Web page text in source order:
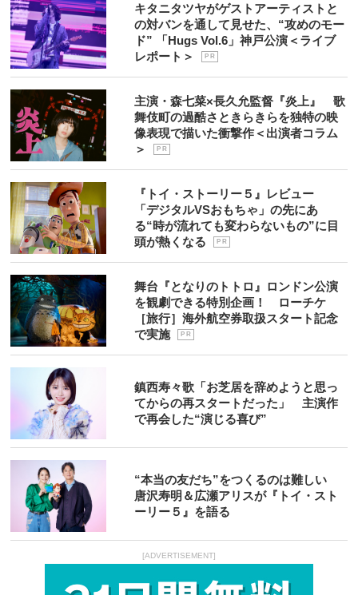
キタニタツヤがゲストアーティストと
の対バンを通して見せた、“攻めのモー
ド” 「Hugs Vol.6」神戸公演＜ライブ
レポート＞
P R
主演・森七菜×長久允監督『炎上』 歌
舞伎町の過酷さときらきらを独特の映
像表現で描いた衝撃作＜出演者コラム
＞
P R
『トイ・ストーリー５』レビュー
「デジタルVSおもちゃ」の先にあ
る“時が流れても変わらないもの”に目
頭が熱くなる
P R
舞台『となりのトトロ』ロンドン公演
を観劇できる特別企画！ ローチケ
［旅行］海外航空券取扱スタート記念
で実施
P R
鎮西寿々歌「お芝居を辞めようと思っ
てからの再スタートだった」 主演作
で再会した“演じる喜び”
“本当の友だち”をつくるのは難しい
唐沢寿明＆広瀬アリスが『トイ・スト
ーリー５』を語る
[ADVERTISEMENT]